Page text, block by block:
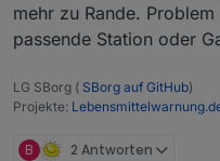
mehr zu Rande.
passende Station oder
LG SBorg ( SBorg auf GitHub)
Projekte:
B 2 Antworten